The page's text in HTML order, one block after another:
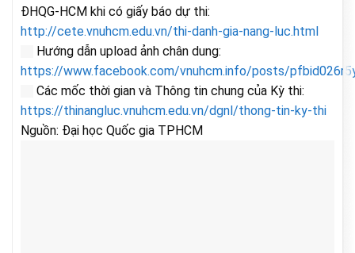
ĐHQG-HCM khi có giấy báo dự thi:
http://cete.vnuhcm.edu.vn/thi-danh-gia-nang-luc.html
Hướng dẫn upload ảnh chân dung:
https://www.facebook.com/vnuhcm.info/posts/
Các mốc thời gian và Thông tin chung của Kỳ thi:
https://thinangluc.vnuhcm.edu.vn/dgnl/thong-tin-ky-thi
Nguồn: Đại học Quốc gia TPHCM